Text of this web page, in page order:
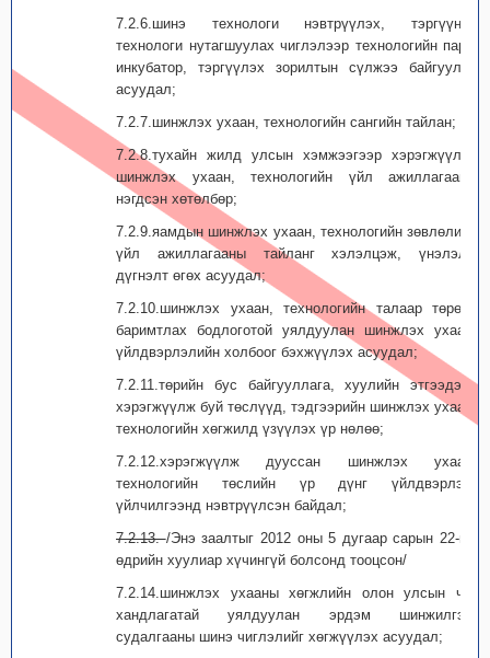
7.2.6.шинэ технологи нэвтрүүлэх, тэргүүний
технологи нутагшуулах чиглэлээр технологийн парк,
инкубатор, тэргүүлэх зорилтын сүлжээ байгуулах
асуудал;
7.2.7.шинжлэх ухаан, технологийн сангийн тайлан;
7.2.8.тухайн жилд улсын хэмжээгээр хэрэгжүүлэх
шинжлэх ухаан, технологийн үйл ажиллагааны
нэгдсэн хөтөлбөр;
7.2.9.яамдын шинжлэх ухаан, технологийн зөвлөлийн
үйл ажиллагааны тайланг хэлэлцэж, үнэлэлт,
дүгнэлт өгөх асуудал;
7.2.10.шинжлэх ухаан, технологийн талаар төрөөс
баримтлах бодлоготой уялдуулан шинжлэх ухаан,
үйлдвэрлэлийн холбоог бэхжүүлэх асуудал;
7.2.11.төрийн бус байгууллага, хуулийн этгээдээс
хэрэгжүүлж буй төслүүд, тэдгээрийн шинжлэх ухаан,
технологийн хөгжилд үзүүлэх үр нөлөө;
7.2.12.хэрэгжүүлж дууссан шинжлэх ухаан,
технологийн төслийн үр дүнг үйлдвэрлэл,
үйлчилгээнд нэвтрүүлсэн байдал;
7.2.13./Энэ заалтыг 2012 оны 5 дугаар сарын 22-ны
өдрийн хуулиар хүчингүй болсонд тооцсон/
7.2.14.шинжлэх ухааны хөгжлийн олон улсын чиг
хандлагатай уялдуулан эрдэм шинжилгээ,
судалгааны шинэ чиглэлийг хөгжүүлэх асуудал;